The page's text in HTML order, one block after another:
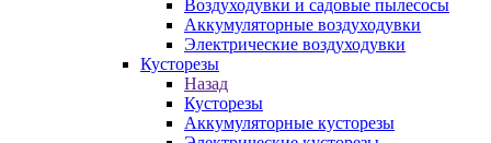
Воздуходувки и садовые пылесосы
Аккумуляторные воздуходувки
Электрические воздуходувки
Кусторезы
Назад
Кусторезы
Аккумуляторные кусторезы